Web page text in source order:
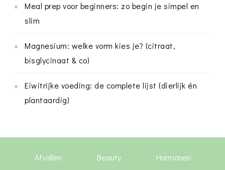
Meal prep voor beginners: zo begin je simpel en
slim
Magnesium: welke vorm kies je? (citraat,
bisglycinaat & co)
Eiwitrijke voeding: de complete lijst (dierlijk én
plantaardig)
Afvallen Beauty Hormonen